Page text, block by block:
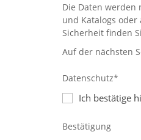
Die Daten werden
und Katalogs
Sicherheit finden
Auf der nächsten
Datenschutz*
Ich bestätige
Bestätigung